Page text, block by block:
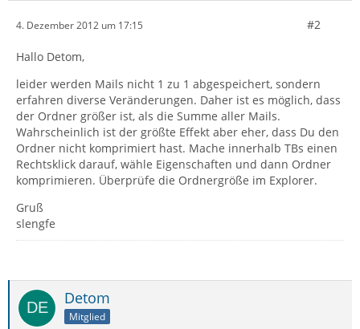
4. Dezember 2012 um 17:15 #2
Hallo Detom,
leider werden Mails nicht 1 zu 1 abgespeichert, sondern
erfahren diverse Veränderungen. Daher ist es möglich, dass
der Ordner größer ist, als die Summe aller Mails.
Wahrscheinlich ist der größte Effekt aber eher, dass Du den
Ordner nicht komprimiert hast. Mache innerhalb TBs einen
Rechtsklick darauf, wähle Eigenschaften und dann Ordner
komprimieren. Überprüfe die Ordnergröße im Explorer.
Gruß
slengfe
Detom
Mitglied